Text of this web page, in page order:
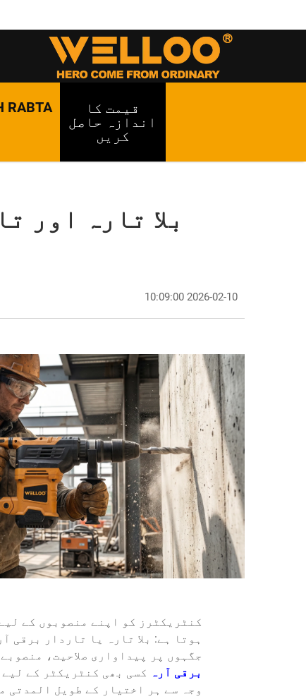
RABTA
قیمت کا
اندازہ حاصل
کریں
بلا تارہ اور
2026-02-10 10:09:00
کنٹریکٹرز کو اپنے منصوبوں کے
ہوتا ہے: بلا تارہ یا تاردار برقی
جگہوں پر پیداواری صلاحیت،
برقی آرہ کسی بھی کنٹریکٹر کے
وجہ سے ہر اختیار کے طویل المدتی